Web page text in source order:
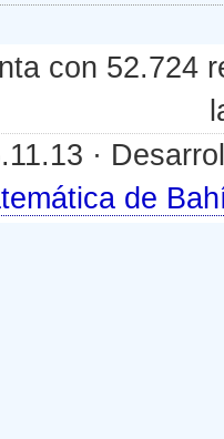
con 52.724
·
de